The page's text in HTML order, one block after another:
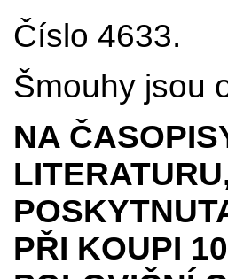
Číslo 4633.
Šmouhy jsou
NA
PŘI KOUPI